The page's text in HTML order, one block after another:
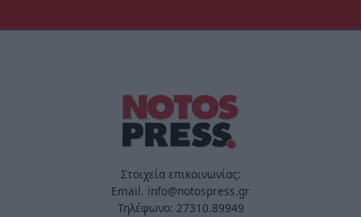
Στοιχεία επικοινωνίας:
Email. info@notospress.gr
Τηλέφωνο: 27310.89949